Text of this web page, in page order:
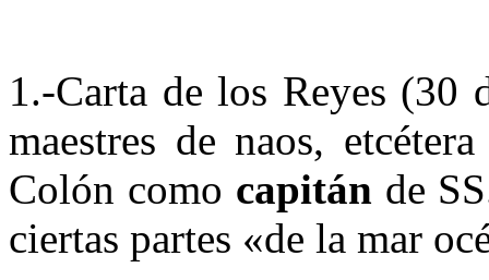
1.-Carta de los Reyes (30
maestres de naos,
Colón como capitán de
ciertas partes «de la mar